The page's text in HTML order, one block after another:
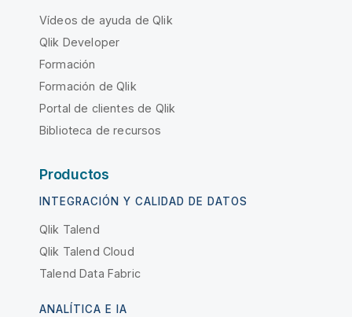
Vídeos de ayuda de Qlik
Qlik Developer
Formación
Formación de Qlik
Portal de clientes de Qlik
Biblioteca de recursos
Productos
INTEGRACIÓN Y CALIDAD DE DATOS
Qlik Talend
Qlik Talend Cloud
Talend Data Fabric
ANALÍTICA E IA